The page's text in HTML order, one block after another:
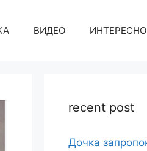
ВИДЕО
recent post
Дочка